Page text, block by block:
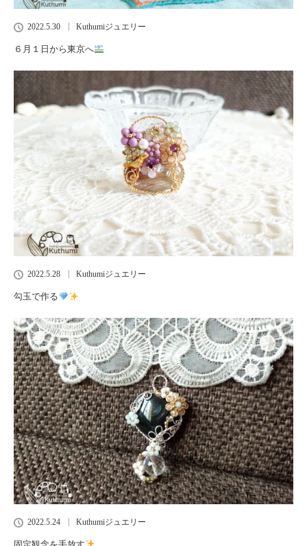
2022.5.30 Kuthumiジュエリー
６月１日から東京へ
2022.5.28 Kuthumiジュエリー
勾玉で作る
2022.5.24 Kuthumiジュエリー